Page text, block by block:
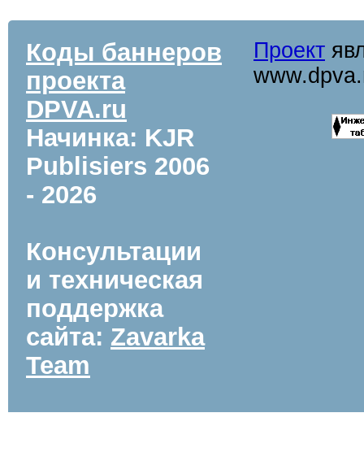
Коды баннеров
проекта
DPVA.ru
Начинка: KJR
Publisiers 2006
- 2026
Консультации
и техническая
поддержка
сайта: Zavarka
Team
Проект